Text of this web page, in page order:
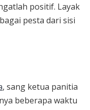
positif. Layak
pesta dari sisi
, sang ketua panitia
beberapa waktu